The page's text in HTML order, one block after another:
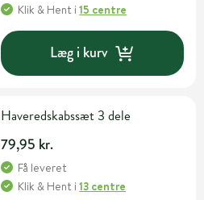
Klik & Hent i15 centre
Læg i kurv
Haveredskabssæt 3 dele
79,95 kr.
Få leveret
Klik & Hent i13 centre